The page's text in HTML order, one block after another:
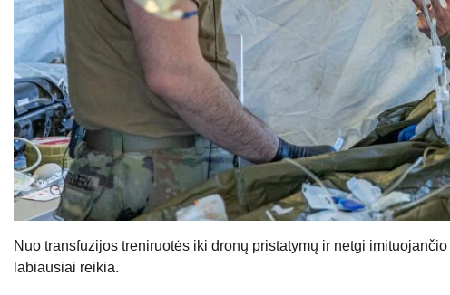
Nuo transfuzijos treniruotės iki dronų pristatymų ir netgi
labiausiai reikia.